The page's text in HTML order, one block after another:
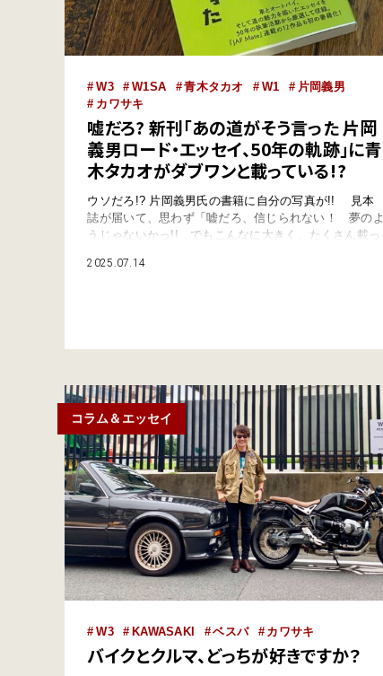
W3 W1SA 青木タカオ W1
片岡義男
カワサキ
嘘だろ? 新刊「あの道がそう言った 片岡
義男ロード・エッセイ、50年の軌跡」に青
木タカオがダブワンと載っている!?
ウソだろ!? 片岡義男氏の書籍に自分の写真が!! 見本
誌が届いて、思わず「嘘だろ、信じられない！ 夢のよ
うじゃないかっ!! でもこんなに大きく、たくさん載っ
こんにちは青木タカオです。 このような大役を仰せ
2025.07.14
コラム＆エッセイ
W3 KAWASAKI ベスパ カワサキ
バイクとクルマ、どっちが好きですか？